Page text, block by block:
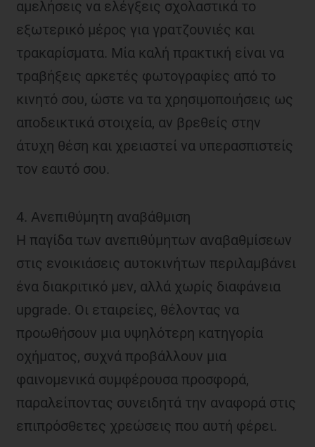
αμελήσεις να ελέγξεις σχολαστικά το
εξωτερικό μέρος για γρατζουνιές και
τρακαρίσματα. Μία καλή πρακτική είναι να
τραβήξεις αρκετές φωτογραφίες από το
κινητό σου, ώστε να τα χρησιμοποιήσεις ως
αποδεικτικά στοιχεία, αν βρεθείς στην
άτυχη θέση και χρειαστεί να υπερασπιστείς
τον εαυτό σου.
4. Ανεπιθύμητη αναβάθμιση
Η παγίδα των ανεπιθύμητων αναβαθμίσεων
στις ενοικιάσεις αυτοκινήτων περιλαμβάνει
ένα διακριτικό μεν, αλλά χωρίς διαφάνεια
upgrade. Οι εταιρείες, θέλοντας να
προωθήσουν μια υψηλότερη κατηγορία
οχήματος, συχνά προβάλλουν μια
φαινομενικά συμφέρουσα προσφορά,
παραλείποντας συνειδητά την αναφορά στις
επιπρόσθετες χρεώσεις που αυτή φέρει.